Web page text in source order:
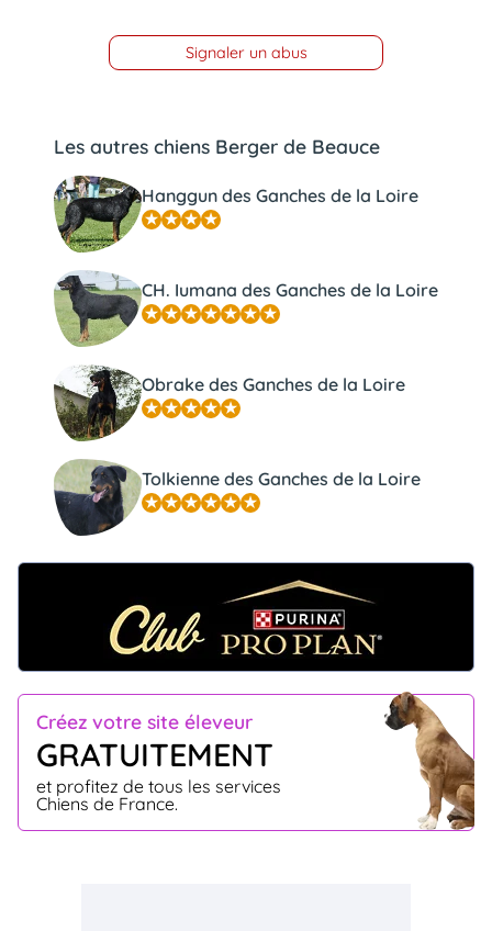
Signaler un abus
Créez votre site éleveur
GRATUITEMENT
et profitez de tous les services
Chiens de France.
Les autres chiens Berger de Beauce
Hanggun des Ganches de la Loire
CH. Iumana des Ganches de la Loire
Obrake des Ganches de la Loire
Tolkienne des Ganches de la Loire